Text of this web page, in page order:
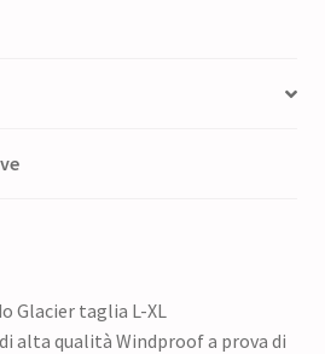
Glacier taglia L-XL
alta qualità Windproof a prova di